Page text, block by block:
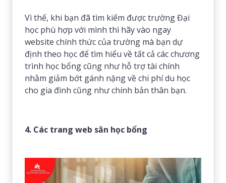
Vì thế, khi bạn đã tìm kiếm được trường Đại
học phù hợp với mình thì hãy vào ngay
website chính thức của trường mà bạn dự
định theo học để tìm hiểu về tất cả các chương
trình học bổng cũng như hỗ trợ tài chính
nhằm giảm bớt gánh nặng về chi phí du học
cho gia đình cũng như chính bản thân bạn.
4. Các trang web săn học bổng